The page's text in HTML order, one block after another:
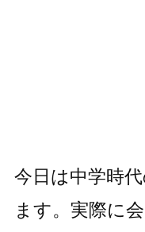
今日は中学時
ます。実際に